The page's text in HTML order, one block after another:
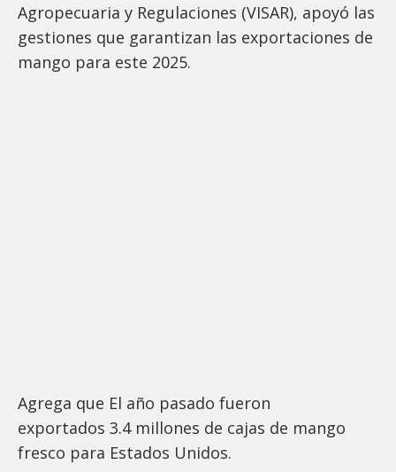
Agropecuaria y Regulaciones (VISAR), apoyó las
gestiones que garantizan las exportaciones de
mango para este 2025.
Agrega que El año pasado fueron
exportados 3.4 millones de cajas de mango
fresco para Estados Unidos.